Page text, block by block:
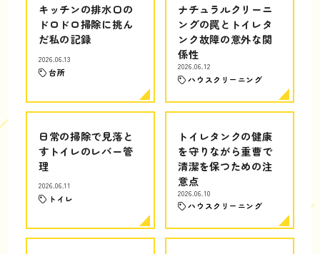
キッチンの排水口の
ドロドロ掃除に挑ん
だ私の記録
2026.06.13
台所
ナチュラルクリーニ
ングの罠とトイレタ
ンク故障の意外な関
係性
2026.06.12
ハウスクリーニング
日常の掃除で見落と
すトイレのレバー管
理
2026.06.11
トイレ
トイレタンクの健康
を守りながら重曹で
清潔を保つための注
意点
2026.06.10
ハウスクリーニング